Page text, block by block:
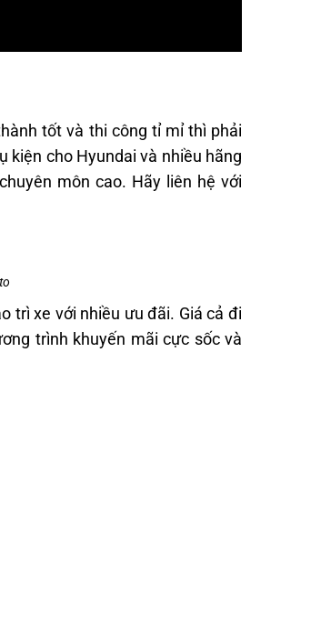
tốt và thi công tỉ mỉ thì phải
kiện cho Hyundai và nhiều hãng
môn cao. Hãy liên hệ với
trì xe với nhiều ưu đãi. Giá cả đi
trình khuyến mãi cực sốc và